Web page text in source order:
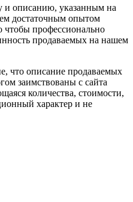
и описанию, указанным на
достаточным опытом
чтобы профессионально
продаваемых на нашем
что описание продаваемых
заимствованы с сайта
количества, стоимости,
характер и не